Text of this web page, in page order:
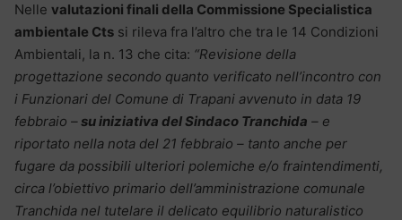
Nelle valutazioni finali della Commissione Specialistica
ambientale Cts si rileva fra l’altro che tra le 14 Condizioni
Ambientali, la n. 13 che cita: “Revisione della
progettazione secondo quanto verificato nell’incontro con
i Funzionari del Comune di Trapani avvenuto in data 19
febbraio –su iniziativa del Sindaco Tranchida – e
riportato nella nota del 21 febbraio – tanto anche per
fugare da possibili ulteriori polemiche e/o fraintendimenti,
circa l’obiettivo primario dell’amministrazione comunale
Tranchida nel tutelare il delicato equilibrio naturalistico